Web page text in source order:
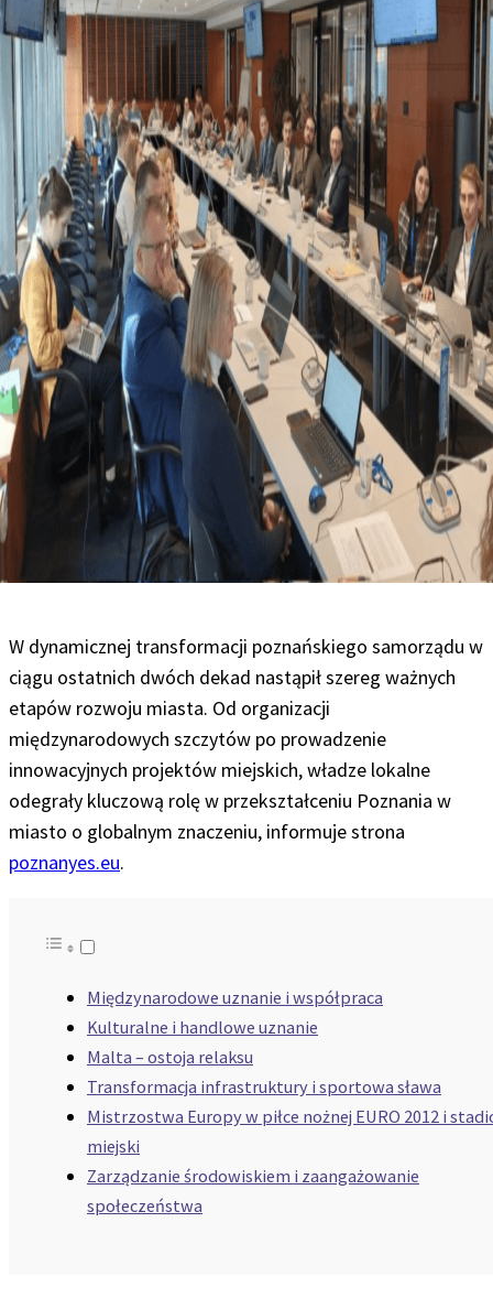
W dynamicznej transformacji poznańskiego samorządu w
ciągu ostatnich dwóch dekad nastąpił szereg ważnych
etapów rozwoju miasta. Od organizacji
międzynarodowych szczytów po prowadzenie
innowacyjnych projektów miejskich, władze lokalne
odegrały kluczową rolę w przekształceniu Poznania w
miasto o globalnym znaczeniu, informuje strona
poznanyes.eu.
Międzynarodowe uznanie i współpraca
Kulturalne i handlowe uznanie
Malta – ostoja relaksu
Transformacja infrastruktury i sportowa sława
Mistrzostwa Europy w piłce nożnej EURO 2012 i
miejski
Zarządzanie środowiskiem i zaangażowanie
społeczeństwa